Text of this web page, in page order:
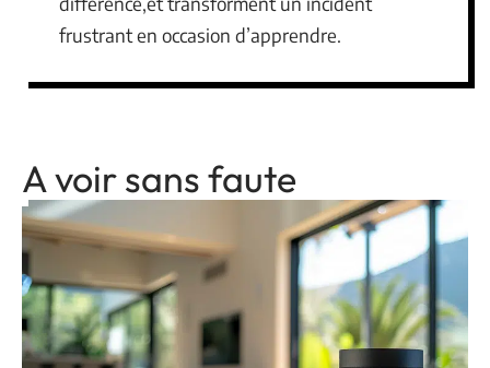
frustrant en occasion d’apprendre.
A voir sans faute